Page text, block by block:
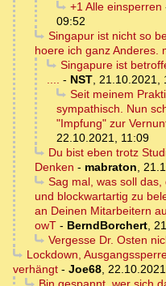
+1 Alle einsperren
09:52
Singapur ist nicht so
hoere ich ganz Anderes.
Singapure ist
.... - NST, 21.10.2021,
Seit meinem
sympathisch. Nun
"Impfung" zur
22.10.2021, 11:09
Du bist eben trotz
Denken - mabraton,
Sag mal, was soll
und blockwartartig zu
an Deinen Mitarbeitern
owT - BerndBorchert,
Vergesse Dr. Osten
Lockdown,
verhängt - Joe68,